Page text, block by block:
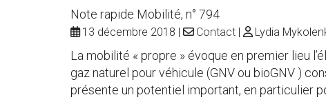
Note rapide Mobilité, n° 794
13 décembre 2018 Contact Lydia
La mobilité « propre » évoque en premier lieu
gaz naturel pour véhicule (GNV ou bioGNV )
présente un potentiel important, en particulier